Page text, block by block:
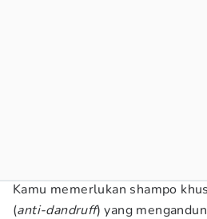
Kamu memerlukan shampo
(anti-dandruff) yang